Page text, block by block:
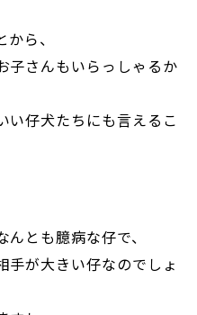
ら、
子さんもいらっしゃるか
い仔犬たちにも言えるこ
とも臆病な仔で、
手が大きい仔なのでしょ